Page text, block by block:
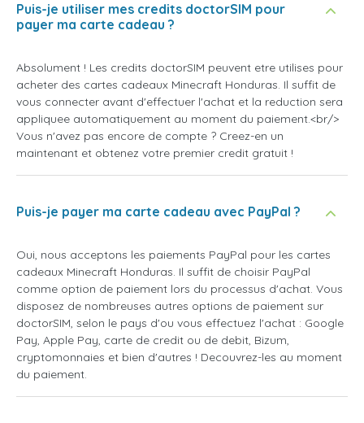
Puis-je utiliser mes credits doctorSIM pour
payer ma carte cadeau ?
Absolument ! Les credits doctorSIM peuvent etre utilises pour
acheter des cartes cadeaux Minecraft Honduras. Il suffit de
vous connecter avant d'effectuer l'achat et la reduction sera
appliquee automatiquement au moment du paiement.<br/>
Vous n'avez pas encore de compte ? Creez-en un
maintenant et obtenez votre premier credit gratuit !
Puis-je payer ma carte cadeau avec PayPal ?
Oui, nous acceptons les paiements PayPal pour les cartes
cadeaux Minecraft Honduras. Il suffit de choisir PayPal
comme option de paiement lors du processus d'achat. Vous
disposez de nombreuses autres options de paiement sur
doctorSIM, selon le pays d'ou vous effectuez l'achat : Google
Pay, Apple Pay, carte de credit ou de debit, Bizum,
cryptomonnaies et bien d'autres ! Decouvrez-les au moment
du paiement.